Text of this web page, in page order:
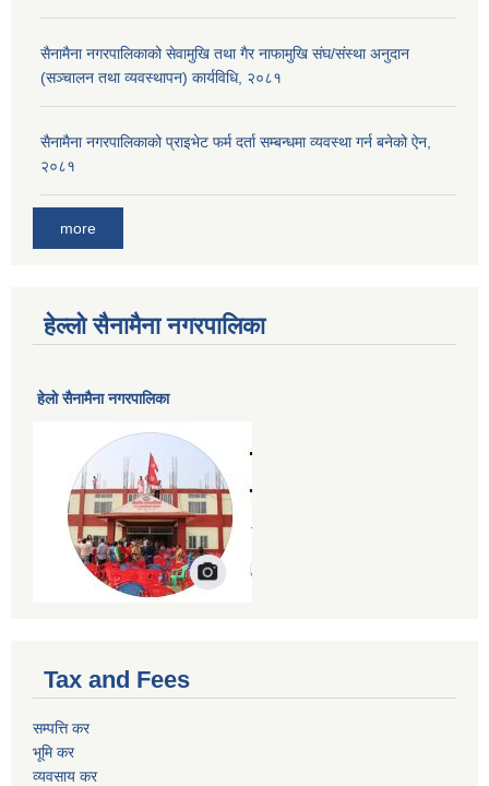
सैनामैना नगरपालिकाको सेवामुखि तथा गैर नाफामुखि संघ/संस्था अनुदान
(सञ्चालन तथा व्यवस्थापन) कार्यविधि, २०८१
सैनामैना नगरपालिकाको प्राइभेट फर्म दर्ता सम्बन्धमा व्यवस्था गर्न बनेको ऐन,
२०८१
more
हेल्लो सैनामैना नगरपालिका
हेलाे सैनामैना नगरपालिका
Tax and Fees
सम्पत्ति कर
भूमि कर
व्यवसाय कर